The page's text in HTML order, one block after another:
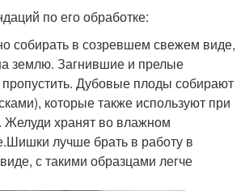
по его обработке:
собирать в созревшем свежем виде,
землю. Загнившие и прелые
Дубовые плоды собирают
которые также используют при
Желуди хранят во влажном
лучше брать в работу в
с такими образцами легче